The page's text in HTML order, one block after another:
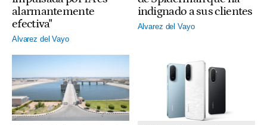
alarmantemente
efectiva"
Alvarez del Vayo
indignado a sus clientes
Alvarez del Vayo